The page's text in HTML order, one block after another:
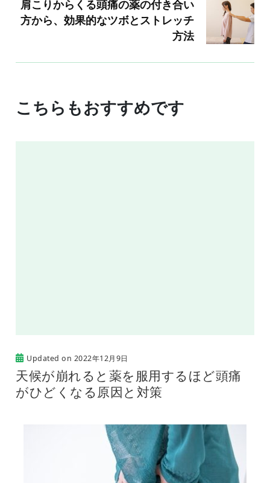
肩こりからくる頭痛の薬の付き合い
方から、効果的なツボとストレッチ
方法
こちらもおすすめです
Updated on 2022年12月9日
天候が崩れると薬を服用するほど頭痛
がひどくなる原因と対策